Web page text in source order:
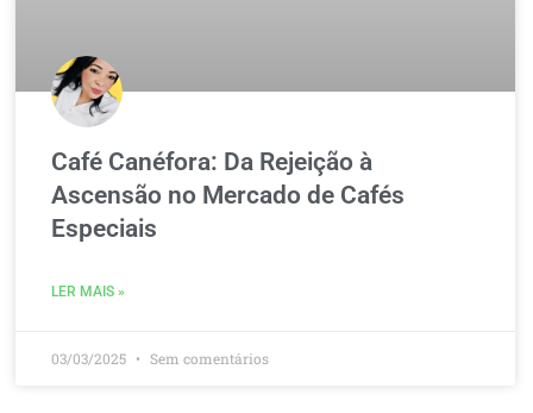
Café Canéfora: Da Rejeição à
Ascensão no Mercado de Cafés
Especiais
LER MAIS »
03/03/2025 Sem comentários